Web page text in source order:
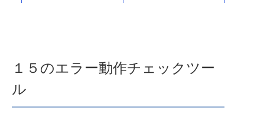
１５のエラー動作チェックツー
ル